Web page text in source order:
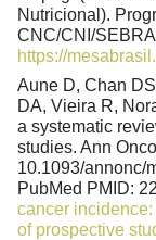
Nutricional).
CNC/CNI/
https://
Aune D, Chan
DA, Vieira R,
a systematic
studies. Ann
10.1093/annonc/
PubMed PMID:
cancer
of prospective